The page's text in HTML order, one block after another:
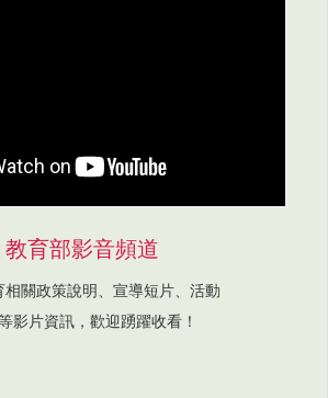
教育部影音頻道
相關政策說明、宣導短片、活動
影片資訊，歡迎踴躍收看！